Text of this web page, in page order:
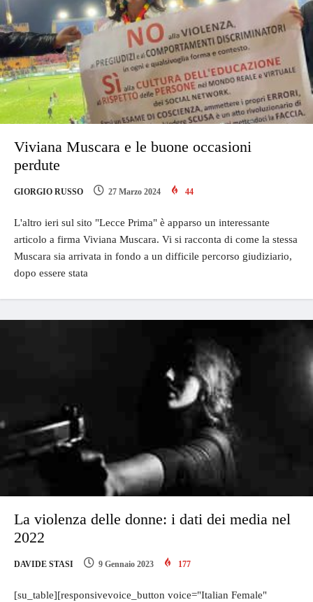
Viviana Muscara e le buone occasioni
perdute
GIORGIO RUSSO 27 Marzo 2024 44
L'altro ieri sul sito "Lecce Prima" è apparso un interessante
articolo a firma Viviana Muscara. Vi si racconta di come la stessa
Muscara sia arrivata in fondo a un difficile percorso giudiziario,
dopo essere stata
La violenza delle donne: i dati dei media nel
2022
DAVIDE STASI 9 Gennaio 2023 177
[su_table][responsivevoice_button voice="Italian Female"